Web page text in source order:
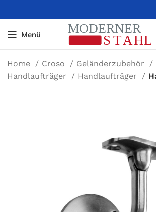
Menü
Home Croso
Geländerzubehör
Handlaufträger
Handlaufträger